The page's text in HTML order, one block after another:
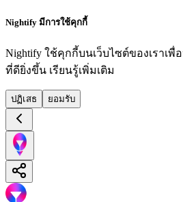
Nightify มีการใช้คุกกี้
Nightify ใช้คุกกี้บนเว็บไซต์ของเราเ
ที่ดียิ่งขึ้น เรียนรู้เพิ่มเติม
ปฏิเสธ ยอมรับ